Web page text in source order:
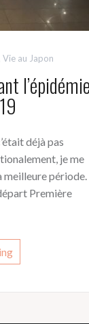
Vie au Japon
l’épidémie
déjà pas
je me
meilleure période.
Première